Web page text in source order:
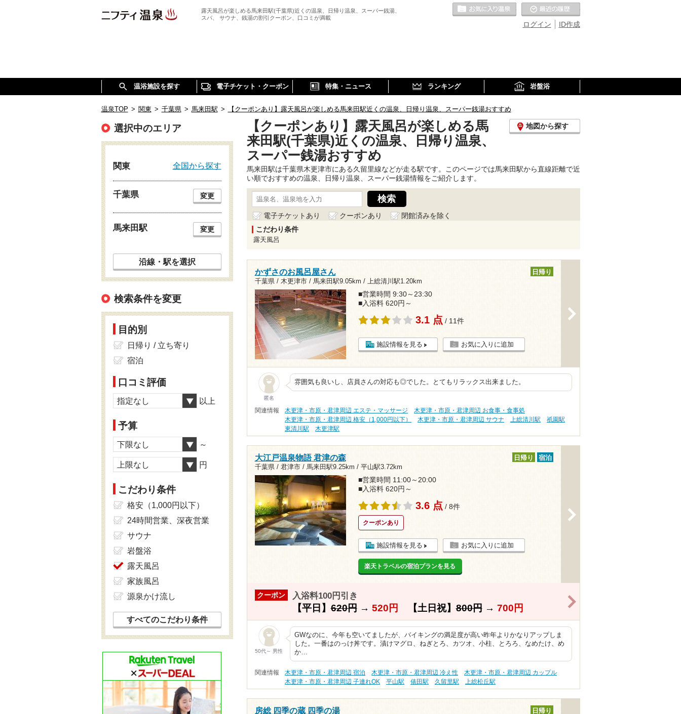
露天風呂が楽しめる馬来田駅(千葉県)近くの温泉、日帰り温泉、スーパー銭湯、
スパ、 サウナ、銭湯の割引クーポン、口コミが満載
ID作成
ログイン
お気に入りの温泉
温浴施設を探す 電子チケット・クーポン 特集・ニュース ランキング 岩盤浴
温泉TOP > 関東 > 千葉県 > 馬来田駅 > 【クーポンあり】露天風呂が楽しめる馬来田駅近くの温泉、日帰り温泉、スーパー銭湯おすすめ
【クーポンあり】露天風呂が楽しめる馬
来田駅(千葉県)近くの温泉、日帰り温泉、
スーパー銭湯おすすめ
地図から探す
馬来田駅は千葉県木更津市にある久留里線などが走る駅です。このページでは馬来田駅から直線距離で近
い順でおすすめの温泉、日帰り温泉、スーパー銭湯情報をご紹介します。
電子チケットあり クーポンあり
閉館済みを除く
こだわり条件
露天風呂
かずさのお風呂屋さん
千葉県 / 木更津市 / 馬来田駅9.05km / 上総清川駅1.20km
日帰り
■営業時間 9:30～23:30
■入浴料 620円～
3.1 点 / 11件
施設情報を見る お気に入りに追加
匿名
雰囲気も良いし、店員さんの対応も◎でした。とてもリラックス出来ました。
関連情報 木更津・市原・君津周辺 エステ・マッサージ
木更津・市原・君津周辺 お食事・食事処
木更津・市原・君津周辺 格安（1,000円以下）
木更津・市原・君津周辺 サウナ 上総清川駅
祇園駅
東清川駅
木更津駅
大江戸温泉物語 君津の森
千葉県 / 君津市 / 馬来田駅9.25km / 平山駅3.72km
日帰り 宿泊
■営業時間 11:00～20:00
■入浴料 620円～
3.6 点 / 8件
クーポンあり
施設情報を見る お気に入りに追加
楽天トラベルの宿泊プランを見る
クーポン 入浴料100円引き
【平日】620円→ 520円 【土日祝】800円→ 700円
50代～ 男性
GWなのに、今年も空いてましたが、バイキングの満足度が高い昨年よりかなりアップしま
した。一番はのっけ丼です。漬けマグロ、ねぎとろ、カツオ、小柱、とろろ、なめたけ、め
か…
関連情報 木更津・市原・君津周辺 宿泊 木更津・市原・君津周辺 冷え性
木更津・市原・君津周辺 カップル
木更津・市原・君津周辺 子連れOK
平山駅 俵田駅 久留里駅 上総松丘駅
房総 四季の蔵 四季の湯 日帰り
選択中のエリア
関東 全国から探す
千葉県 変更
馬来田駅 変更
沿線・駅を選択
検索条件を変更
目的別
日帰り / 立ち寄り
宿泊
口コミ評価
指定なし 以上
予算
下限なし ～
上限なし 円
こだわり条件
格安（1,000円以下）
24時間営業、深夜営業
サウナ
岩盤浴
露天風呂
家族風呂
源泉かけ流し
すべてのこだわり条件